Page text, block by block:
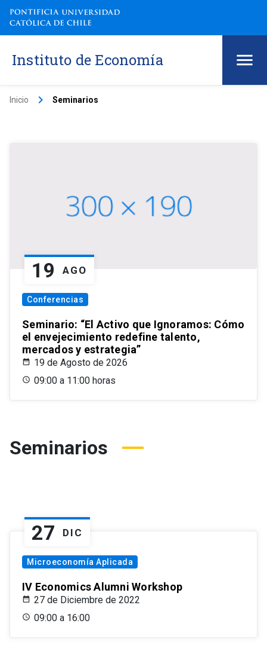
Instituto de Economía
Inicio keyboard_arrow_right Seminarios
19 AGO
Conferencias
Seminario: “El Activo que Ignoramos: Cómo
el envejecimiento redefine talento,
mercados y estrategia”
19 de Agosto de 2026
09:00 a 11:00 horas
Seminarios
27 DIC
Microeconomía Aplicada
IV Economics Alumni Workshop
27 de Diciembre de 2022
09:00 a 16:00